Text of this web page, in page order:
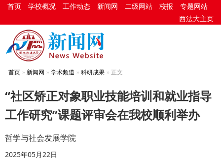
首页 学校概况 工作动态 新闻网 二级网站 校报
专题网站
西法大主页
首页 新闻网 学术频道 科研成果 正文
“社区矫正对象职业技能培训和就业指导
工作研究”课题评审会在我校顺利举办
哲学与社会发展学院
2025年05月22日